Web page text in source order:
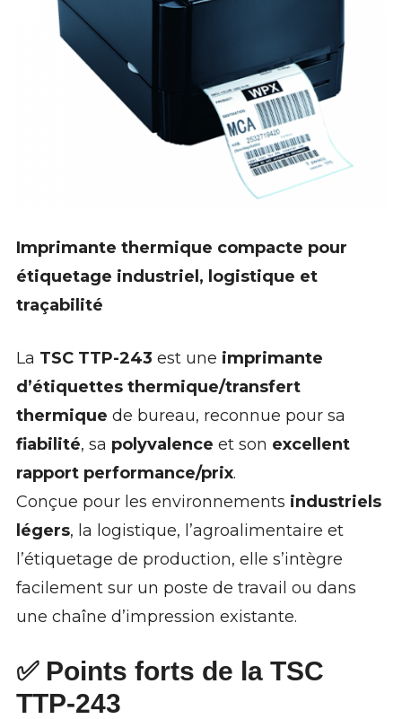
Imprimante thermique compacte pour
étiquetage industriel, logistique et
traçabilité
La TSC TTP-243 est une imprimante
d’étiquettes thermique/transfert
thermique de bureau, reconnue pour sa
fiabilité, sa polyvalence et son excellent
rapport performance/prix.
Conçue pour les environnements industriels
légers, la logistique, l’agroalimentaire et
l’étiquetage de production, elle s’intègre
facilement sur un poste de travail ou dans
une chaîne d’impression existante.
✅ Points forts de la TSC
TTP-243